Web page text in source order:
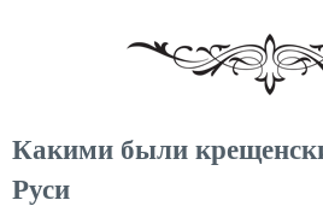
Какими были
Руси